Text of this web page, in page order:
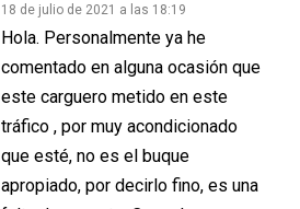
18 de julio de 2021 a las 18:19
Hola. Personalmente ya he
comentado en alguna ocasión que
este carguero metido en este
tráfico , por muy acondicionado
que esté, no es el buque
apropiado, por decirlo fino, es una